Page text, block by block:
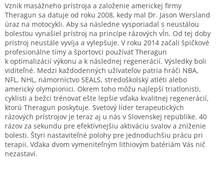
Vznik masážneho prístroja a založenie americkej firmy
Theragun sa datuje od roku 2008, kedy mal Dr. Jason Wersland
úraz na motocykli. Aby sa následne vysporiadal s neustálou
bolesťou vynašiel prístroj na princípe rázových vĺn. Od tej doby
prístroj neustále vyvíja a vylepšuje. V roku 2014 začali špičkové
profesionálne tímy a športovci používať Theragun
k optimalizácií výkonu a k následnej regenerácií. Výsledky boli
viditeľné. Medzi každodenných užívateľov patria hráči NBA,
NFL, NHL, námorníctvo SEALS, stredoškolský atléti alebo
americký olympionici. Okrem toho môžu najlepší triatlonisti,
cyklisti a bežci trénovať ešte lepšie vďaka kvalitnej regenerácií,
ktorú Theragun poskytuje. Svetový líder terapeutických
rázových prístrojov je teraz aj u nás v Slovenskej republike. 40
rázov za sekundu pre efektívnejšiu aktiváciu svalov a zníženie
bolesti. Štyri nastaviteľné polohy pre jednoduchšiu prácu pri
terapii. Vďaka dvom vymeniteľným lithiovým batériám Vás nič
nezastaví.